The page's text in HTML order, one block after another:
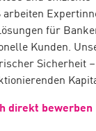
für
Kunden.
Sicherheit
direkt bewerben